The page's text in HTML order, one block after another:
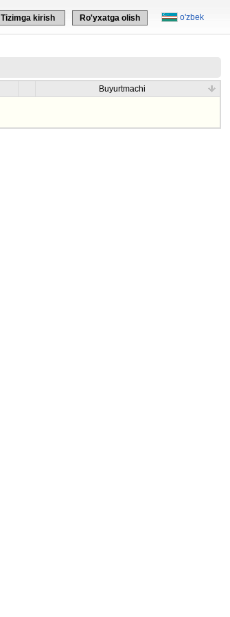
o'zbek
Tizimga kirish Ro'yxatga olish
Buyurtmachi